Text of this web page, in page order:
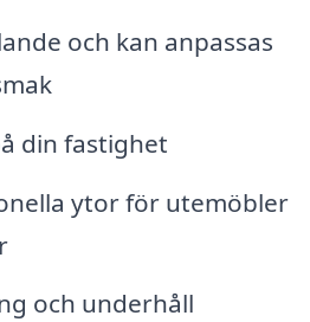
och kan anpassas
din fastighet
ytor för utemöbler
och underhåll